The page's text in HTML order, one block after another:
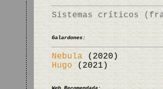
Sistemas críticos
Galardones:
Nebula (2020)
Hugo(2021)